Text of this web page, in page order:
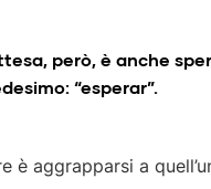
però, è anche
“esperar”.
è aggrapparsi a